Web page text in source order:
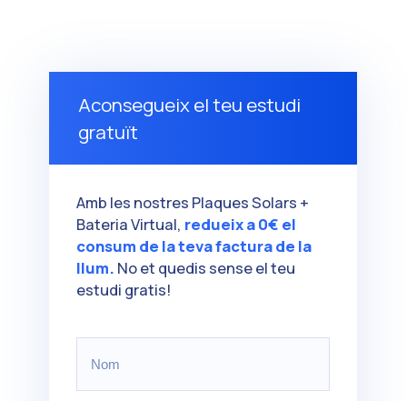
Aconsegueix el teu estudi
gratuït
Amb les nostres Plaques Solars +
Bateria Virtual, redueix a 0€ el
consum de la teva factura de la
llum. No et quedis sense el teu
estudi gratis!